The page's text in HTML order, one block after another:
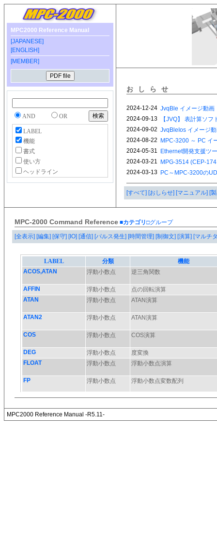
MPC2000 Reference Manual
[JAPANESE]
[ENGLISH]
[MEMBER]
AND OR
LABEL
機能
書式
使い方
ヘッドライン
おしらせ
[すべて] [おしらせ] [マニュアル] [
MPC-2000 Command Reference ■カテゴリ□グループ
[全表示] [編集] [保守] [IO] [通信] [パルス発生] [時間管理] [制御文] [演算] [マルチ
MPC2000 Reference Manual -R5.11-